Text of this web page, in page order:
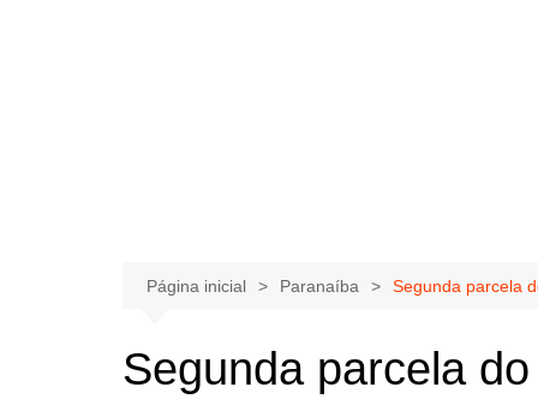
Página inicial Paranaíba Segunda parcela
Segunda parcela